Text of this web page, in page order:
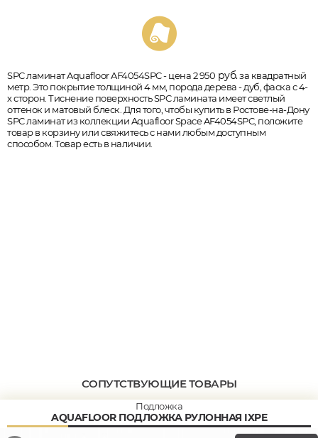
SPC ламинат Aquafloor AF4054SPC - цена 2 950 руб.за квадратный
метр. Это покрытие толщиной 4 мм, порода дерева - дуб, фаска с 4-
х сторон. Тиснение поверхность SPC ламината имеет светлый
оттенок и матовый блеск. Для того, чтобы купить в Ростове-на-Дону
SPC ламинат из коллекции Aquafloor Space AF4054SPC, положите
товар в корзину или свяжитесь с нами любым доступным
способом. Товар есть в наличии.
СОПУТСТВУЮЩИЕ ТОВАРЫ
Подложка
AQUAFLOOR ПОДЛОЖКА РУЛОННАЯ IXPE